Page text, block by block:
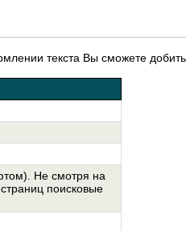
текста Вы сможете
Не смотря на
поисковые